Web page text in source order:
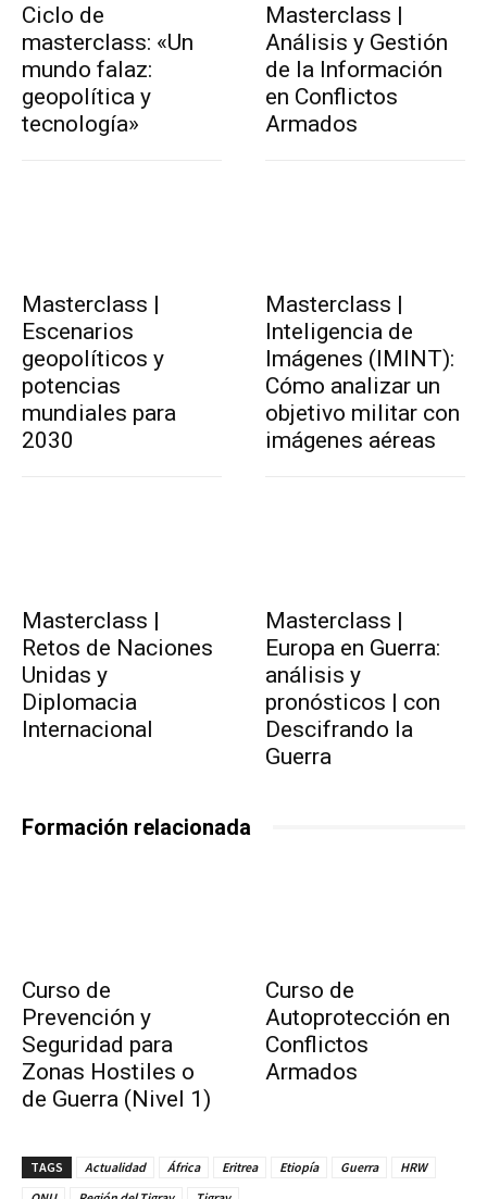
Ciclo de
masterclass: «Un
mundo falaz:
geopolítica y
tecnología»
Masterclass |
Análisis y Gestión
de la Información
en Conflictos
Armados
Masterclass |
Escenarios
geopolíticos y
potencias
mundiales para
2030
Masterclass |
Inteligencia de
Imágenes (IMINT):
Cómo analizar un
objetivo militar con
imágenes aéreas
Masterclass |
Retos de Naciones
Unidas y
Diplomacia
Internacional
Masterclass |
Europa en Guerra:
análisis y
pronósticos | con
Descifrando la
Guerra
Formación relacionada
Curso de
Prevención y
Seguridad para
Zonas Hostiles o
de Guerra (Nivel 1)
Curso de
Autoprotección en
Conflictos
Armados
TAGS Actualidad África Eritrea Etiopía Guerra
HRW